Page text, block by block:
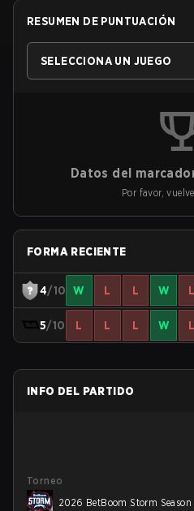
RESUMEN DE PUNTUACIÓN
SELECCIONA UN JUEGO
Datos del
Por favor,
FORMA RECIENTE
4/10 W L L W L
5/10 L L L W L
INFO DEL PARTIDO
Torneo
2026 BetBoom Storm Season